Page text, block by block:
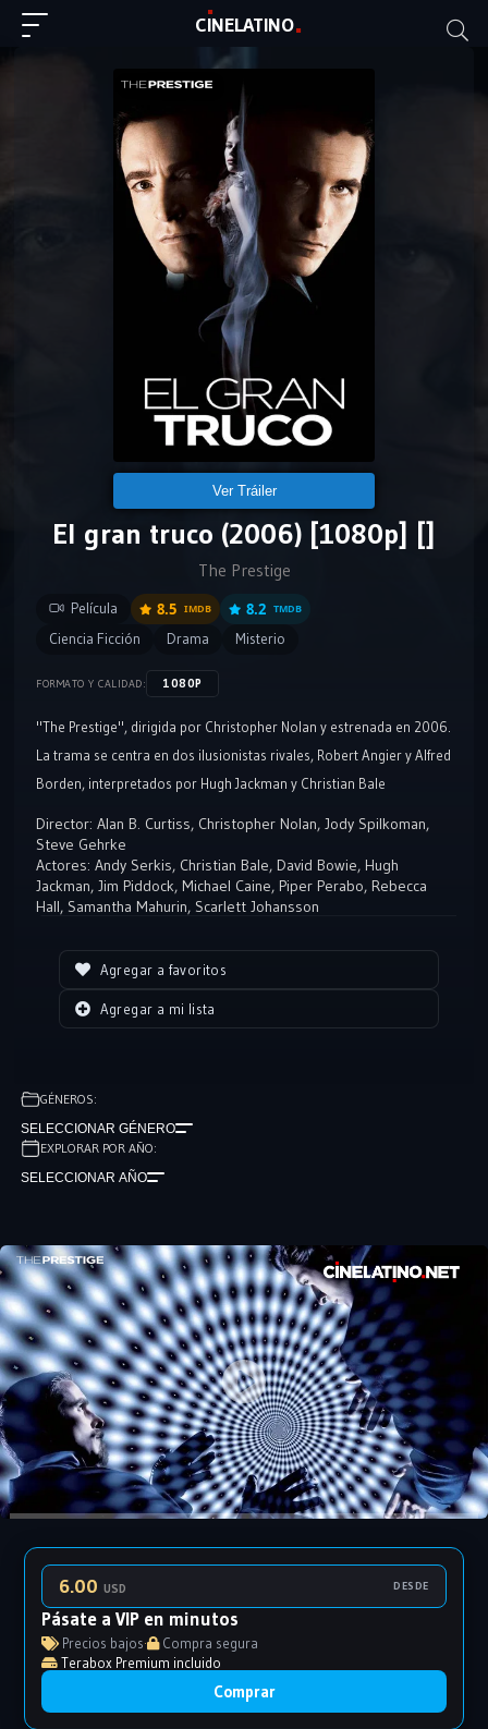
CINELATINO
Ver Tráiler
El gran truco (2006) [1080p] []
The Prestige
Película 8.5 IMDB 8.2 TMDB
Ciencia Ficción Drama Misterio
FORMATO Y CALIDAD: 1080P
"The Prestige", dirigida por Christopher Nolan y estrenada en 2006.
La trama se centra en dos ilusionistas rivales, Robert Angier y Alfred
Borden, interpretados por Hugh Jackman y Christian Bale
Director: Alan B. Curtiss, Christopher Nolan, Jody Spilkoman,
Steve Gehrke
Actores: Andy Serkis, Christian Bale, David Bowie, Hugh
Jackman, Jim Piddock, Michael Caine, Piper Perabo, Rebecca
Hall, Samantha Mahurin, Scarlett Johansson
Agregar a favoritos
Agregar a mi lista
GÉNEROS:
SELECCIONAR GÉNERO
EXPLORAR POR AÑO:
SELECCIONAR AÑO
6.00USD DESDE
Pásate a VIP en minutos
Precios bajos·
Compra segura
Terabox Premium incluido
Comprar